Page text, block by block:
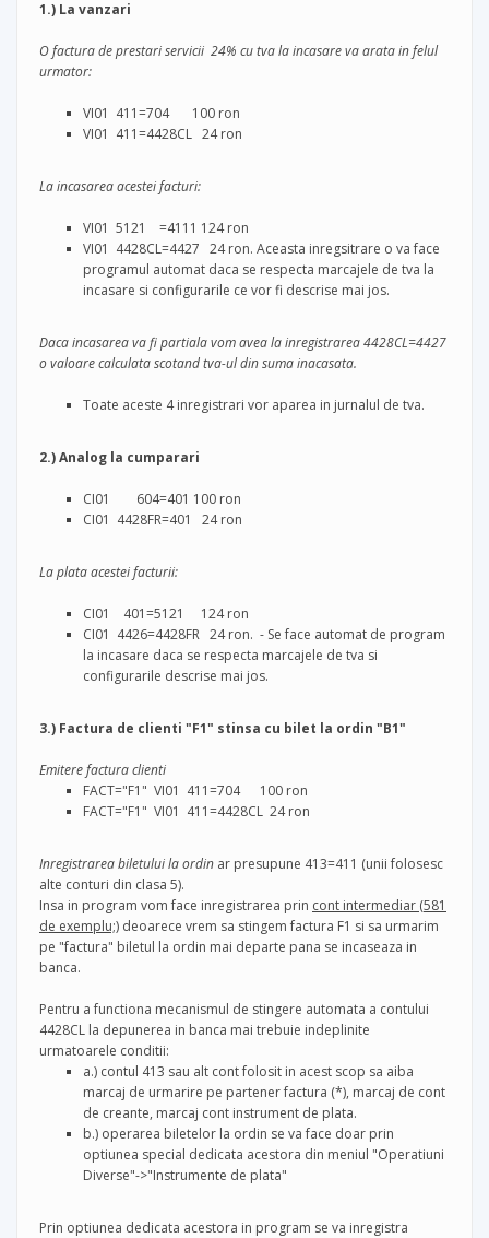
1.) La vanzari
O factura de prestari servicii 24% cu tva la incasare va arata in felul
urmator:
VI01 411=704 100 ron
VI01 411=4428CL 24 ron
La incasarea acestei facturi:
VI01 5121 =4111 124 ron
VI01 4428CL=4427 24 ron. Aceasta inregsitrare o va face
programul automat daca se respecta marcajele de tva la
incasare si configurarile ce vor fi descrise mai jos.
Daca incasarea va fi partiala vom avea la inregistrarea 4428CL=4427
o valoare calculata scotand tva-ul din suma inacasata.
Toate aceste 4 inregistrari vor aparea in jurnalul de tva.
2.) Analog la cumparari
CI01 604=401 100 ron
CI01 4428FR=401 24 ron
La plata acestei facturii:
CI01 401=5121 124 ron
CI01 4426=4428FR 24 ron. - Se face automat de program
la incasare daca se respecta marcajele de tva si
configurarile descrise mai jos.
3.) Factura de clienti "F1" stinsa cu bilet la ordin "B1"
Emitere factura clienti
FACT="F1" VI01 411=704 100 ron
FACT="F1" VI01 411=4428CL 24 ron
Inregistrarea biletului la ordin ar presupune 413=411 (unii folosesc
alte conturi din clasa 5).
Insa in program vom face inregistrarea prin cont intermediar (581
de exemplu;) deoarece vrem sa stingem factura F1 si sa urmarim
pe "factura" biletul la ordin mai departe pana se incaseaza in
banca.
Pentru a functiona mecanismul de stingere automata a contului
4428CL la depunerea in banca mai trebuie indeplinite
urmatoarele conditii:
a.) contul 413 sau alt cont folosit in acest scop sa aiba
marcaj de urmarire pe partener factura (*), marcaj de cont
de creante, marcaj cont instrument de plata.
b.) operarea biletelor la ordin se va face doar prin
optiunea special dedicata acestora din meniul "Operatiuni
Diverse"->"Instrumente de plata"
Prin optiunea dedicata acestora in program se va inregistra